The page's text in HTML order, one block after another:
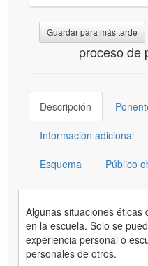
Guardar para más tarde
proceso de
Descripción
Información adicional
Esquema Público
Algunas situaciones
en la escuela. Solo se
experiencia personal o
personales de otros.